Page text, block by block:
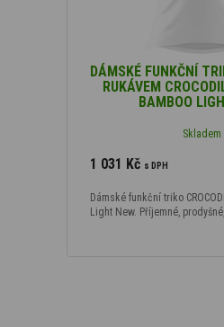
DÁMSKÉ FUNKČNÍ
RUKÁVEM
BAMBOO
Skladem
1 031 Kč s DPH
Dámské funkční triko
Light New. Příjemné,